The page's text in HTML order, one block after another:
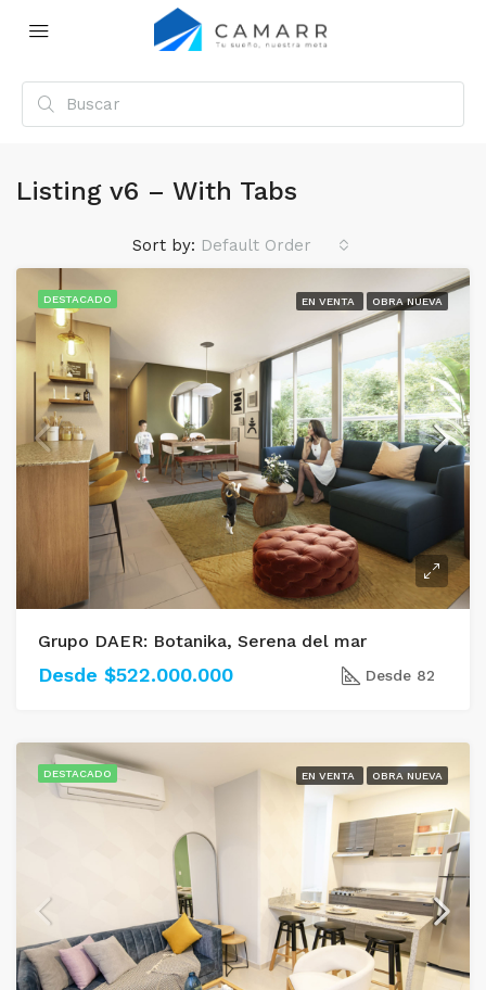
Listing v6 – With Tabs
Sort by: Default Order
DESTACADO EN VENTA OBRA NUEVA
Grupo DAER: Botanika, Serena del mar
Desde $522.000.000 Desde 82
DESTACADO EN VENTA OBRA NUEVA